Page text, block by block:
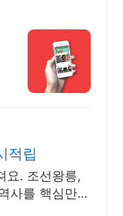
적립
요. 조선왕릉,
사를 핵심만